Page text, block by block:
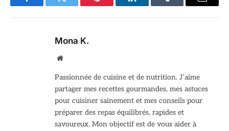
FacebookTwitter Pinterest LinkedInTumblr Email
Mona K.
Site
Passionnée de cuisine et de nutrition. J’aime
partager mes recettes gourmandes, mes astuces
pour cuisiner sainement et mes conseils pour
préparer des repas équilibrés, rapides et
savoureux. Mon objectif est de vous aider à